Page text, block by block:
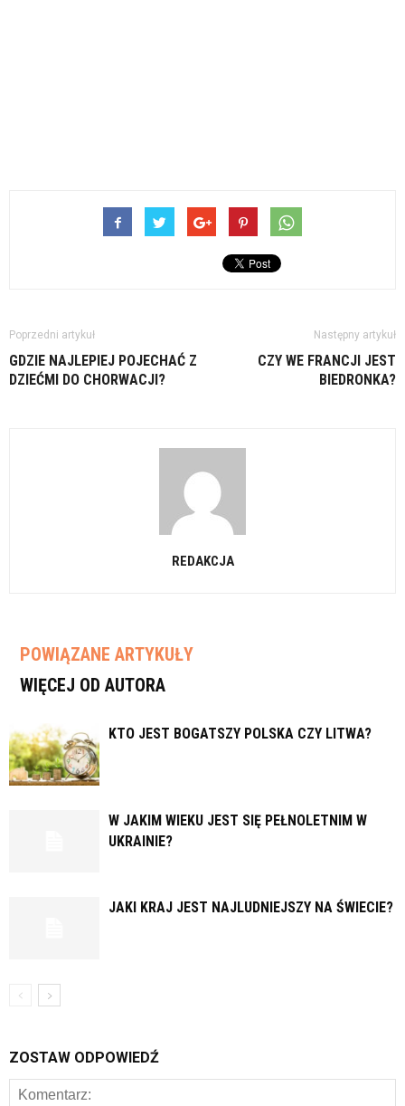
Poprzedni artykuł
GDZIE NAJLEPIEJ POJECHAĆ Z
DZIEĆMI DO CHORWACJI?
Następny artykuł
CZY WE FRANCJI JEST
BIEDRONKA?
REDAKCJA
POWIĄZANE ARTYKUŁY
WIĘCEJ OD AUTORA
KTO JEST BOGATSZY POLSKA CZY LITWA?
W JAKIM WIEKU JEST SIĘ PEŁNOLETNIM W
UKRAINIE?
JAKI KRAJ JEST NAJLUDNIEJSZY NA ŚWIECIE?
ZOSTAW ODPOWIEDŹ